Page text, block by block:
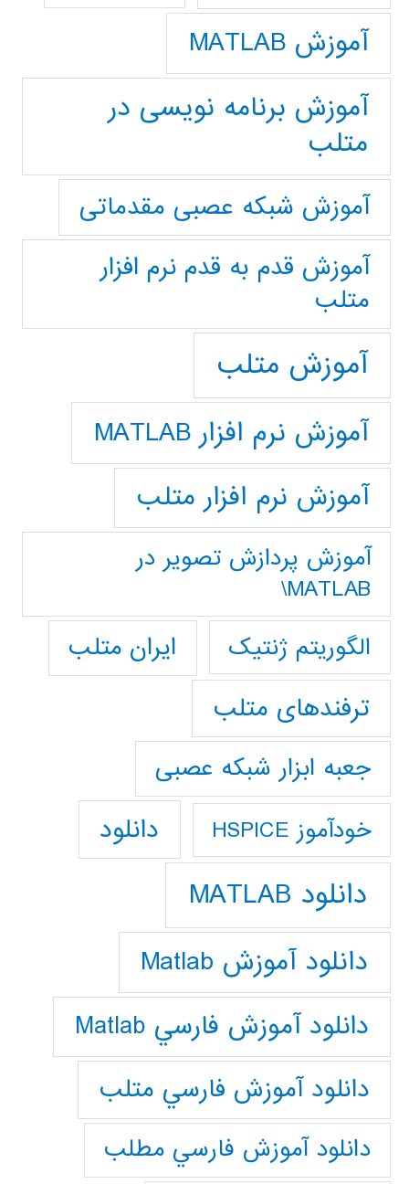
آموزش MATLAB
آموزش برنامه نویسی در
متلب
آموزش شبکه عصبی مقدماتی
آموزش قدم به قدم نرم افزار
متلب
آموزش متلب
آموزش نرم افزار MATLAB
آموزش نرم افزار متلب
آموزش پردازش تصوير در
MATLAB\
الگوریتم ژنتیک
ایران متلب
ترفندهای متلب
جعبه ابزار شبکه عصبی
خودآموز HSPICE دانلود
دانلود MATLAB
دانلود آموزش Matlab
دانلود آموزش فارسي Matlab
دانلود آموزش فارسي متلب
دانلود آموزش فارسي مطلب